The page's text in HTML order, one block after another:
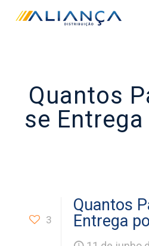
Quantos
se
3
Quantos
Entrega